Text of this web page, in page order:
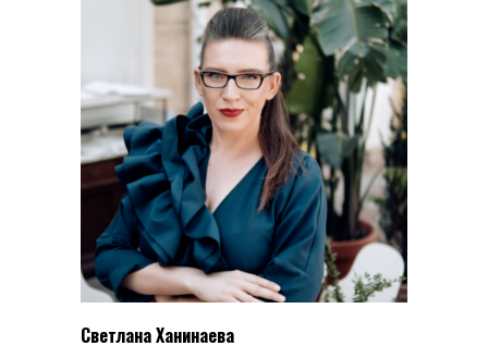
Светлана Ханинаева